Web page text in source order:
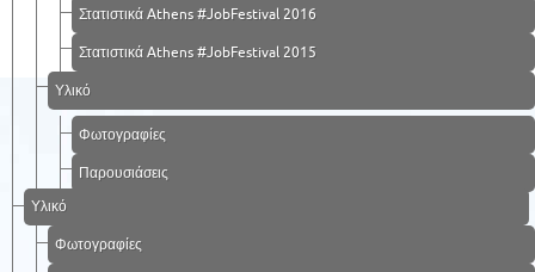
Στατιστικά Athens #JobFestival 2016
Στατιστικά Athens #JobFestival 2015
Υλικό
Φωτογραφίες
Παρουσιάσεις
Υλικό
Φωτογραφίες